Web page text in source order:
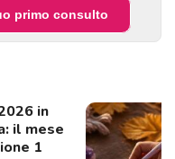
primo consulto
in
il mese
1